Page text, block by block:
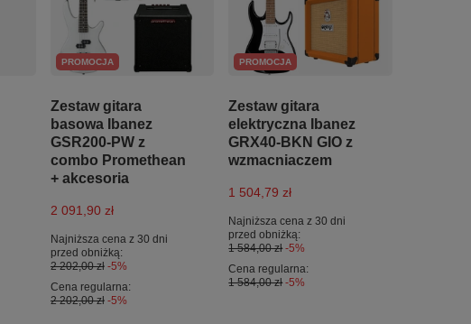
PROMOCJA
Zestaw gitara
basowa Ibanez
GSR200-PW z
combo Promethean
+ akcesoria
2 091,90 zł
Najniższa cena z 30 dni
przed obniżką:
2 202,00 zł -5%
Cena regularna:
2 202,00 zł -5%
PROMOCJA
Zestaw gitara
elektryczna Ibanez
GRX40-BKN GIO z
wzmacniaczem
1 504,79 zł
Najniższa cena z 30 dni
przed obniżką:
1 584,00 zł -5%
Cena regularna:
1 584,00 zł -5%